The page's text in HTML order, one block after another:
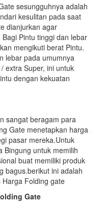
sesungguhnya adalah
kesulitan pada saat
dianjurkan agar
Pintu tinggi dan lebar
mengikuti berat Pintu.
lebar pada umumnya
extra Super, ini untuk
dengan kekuatan
sangat beragam para
Gate menetapkan harga
pasar mereka.Untuk
Bingung untuk memilih
buat memiliki produk
bagus.berikut ini adalah
Folding gate
Gate